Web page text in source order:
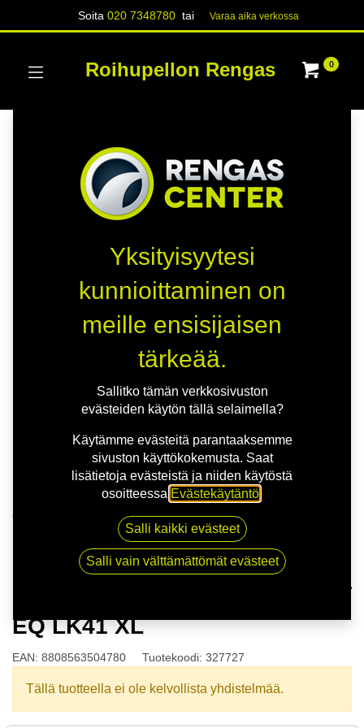
Soita020 7348780 tai Varaa aika verk​​​​ossa
Roihupellon Rengas 0
175/65R14 86T LAUFENN G FIT EQ LK41 XL
175/65R14 86T LAUFENN G FIT
EQ LK41 XL
EAN: 8808563504780 Tuotekoodi: 327727
Tällä tuotteella ei ole kelvollista yhdistelmää.
Yksityisyytesi
kunnioittaminen on
meille ensisijaisen
tärkeää.
Sallitko tämän verkkosivuston
evästeiden käytön tällä selaimella?
Käytämme evästeitä parantaaksemme
sivuston käyttökokemusta. Saat
lisätietoja evästeistä ja niiden käytöstä
osoitteessa Evästekäytäntö
Salli kaikki evästeet
Salli vain välttämättömät evästeet